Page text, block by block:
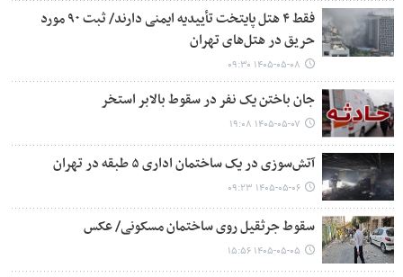
فقط ۴ هتل پایتخت تأییدیه ایمنی دارند/ ثبت ۹۰ مورد
حریق در هتل‌های تهران
۱۴۰۵-۰۵-۰۸ ۰۹:۳۰
جان باختن یک نفر در سقوط بالابر استخر
۱۴۰۵-۰۵-۰۷ ۱۹:۰۸
آتش‌سوزی در یک ساختمان اداری ۵ طبقه در تهران
۱۴۰۵-۰۵-۰۶ ۰۹:۲۳
سقوط جرثقیل روی ساختمان مسکونی/ عکس
۱۴۰۵-۰۵-۰۵ ۱۵:۵۶